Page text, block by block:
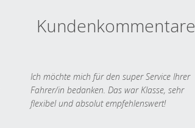
Kundenkommentare
Ich möchte mich für den super Service Ihrer
Fahrer/in bedanken. Das war Klasse, sehr
flexibel und absolut empfehlenswert!